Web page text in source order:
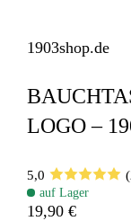
1903shop.de
LOGO –
5,0
auf Lager
19,90 €